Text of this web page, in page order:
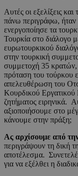
Αυτές οι εξελίξεις
πάνω περιγράφω, ήταν
ενεργοποίησε τα
Τουρκία στο διάλογο
ευρωτουρκικού
στην τουρκική
συμμετοχή 35
πρόταση του τούρκου
απελευθέρωση του
Κουρδικού Εργατικού
ζητήματος ειρηνικά.
αξιοποιήσουμε στο
κάνουμε στην πράξη;
Ας αρχίσουμε από
περιγράψουν τη δική
αποτέλεσμα.
για να εξέλθει η